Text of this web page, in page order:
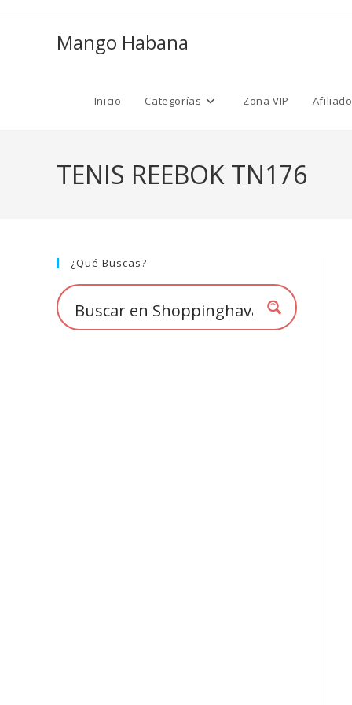
Mango Habana
Inicio Categorías Zona VIP
TENIS REEBOK TN176
¿Qué Buscas?